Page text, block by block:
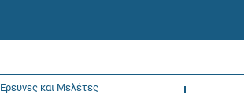
Έρευνες και Μελέτες